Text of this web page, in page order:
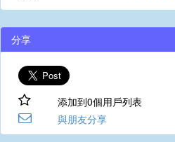
分享
添加到0個用戶列表
與朋友分享